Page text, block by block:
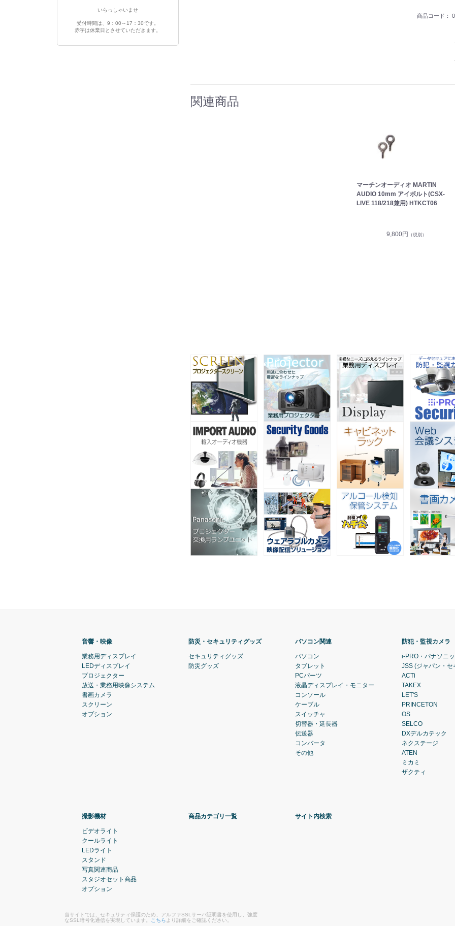
いらっしゃいませ
受付時間は、9：00～17：30です。
赤字は休業日とさせていただきます。
商品コード：
関連商品
マーチンオーディオ MARTIN
AUDIO 10mm アイボルト(CSX-
LIVE 118/218兼用) HTKCT06
9,800円 （税別）
音響・映像
業務用ディスプレイ
LEDディスプレイ
プロジェクター
放送・業務用映像システム
書画カメラ
スクリーン
オプション
防災・セキュリティグッズ
セキュリティグッズ
防災グッズ
パソコン関連
パソコン
タブレット
PCパーツ
液晶ディスプレイ・モニター
コンソール
ケーブル
スイッチャ
切替器・延長器
伝送器
コンバータ
その他
防犯・監視カメラ
i-PRO・パナソニ
JSS (ジャパン・
ACTi
TAKEX
LET'S
PRINCETON
OS
SELCO
DXデルカテック
ネクステージ
ATEN
ミカミ
ザクティ
撮影機材
ビデオライト
クールライト
LEDライト
スタンド
写真関連商品
スタジオセット商品
オプション
商品カテゴリ一覧 サイト内検索
当サイトでは、セキュリティ保護のため、アルファSSLサーバ証明書を使用し、強度
なSSL暗号化通信を実現しています。 こちらより詳細をご確認ください。